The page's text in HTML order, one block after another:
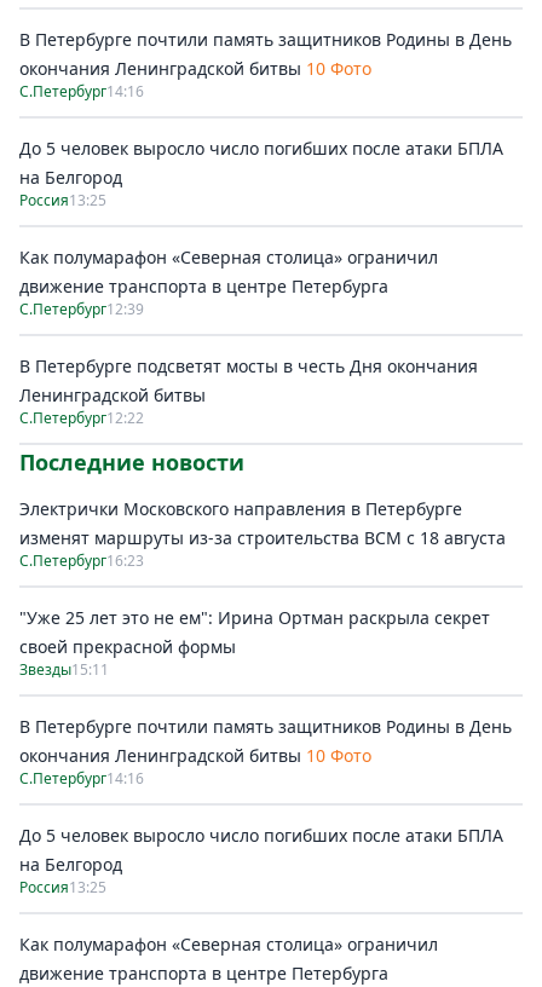
В Петербурге почтили память защитников Родины в День
окончания Ленинградской битвы 10 Фото
С.Петербург14:16
До 5 человек выросло число погибших после атаки БПЛА
на Белгород
Россия13:25
Как полумарафон «Северная столица» ограничил
движение транспорта в центре Петербурга
С.Петербург12:39
В Петербурге подсветят мосты в честь Дня окончания
Ленинградской битвы
С.Петербург12:22
Последние новости
Электрички Московского направления в Петербурге
изменят маршруты из-за строительства ВСМ с 18 августа
С.Петербург16:23
"Уже 25 лет это не ем": Ирина Ортман раскрыла секрет
своей прекрасной формы
Звезды15:11
В Петербурге почтили память защитников Родины в День
окончания Ленинградской битвы 10 Фото
С.Петербург14:16
До 5 человек выросло число погибших после атаки БПЛА
на Белгород
Россия13:25
Как полумарафон «Северная столица» ограничил
движение транспорта в центре Петербурга